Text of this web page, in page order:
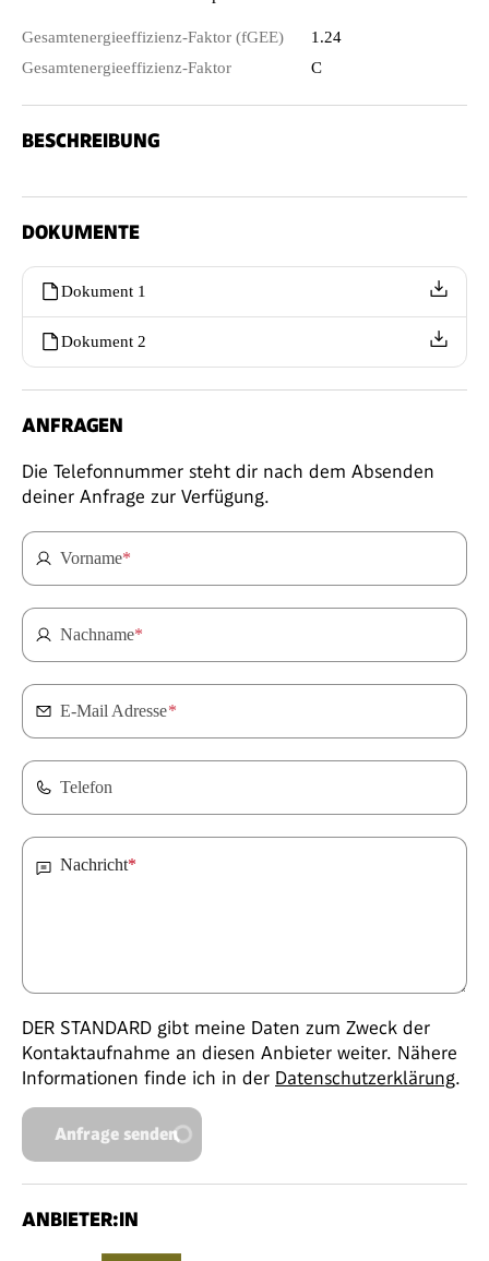
Gesamtenergieeffizienz-Faktor (fGEE)
1.24
Gesamtenergieeffizienz-Faktor
C
BESCHREIBUNG
DOKUMENTE
Dokument 1
Dokument 2
ANFRAGEN
Die Telefonnummer steht dir nach dem Absenden
deiner Anfrage zur Verfügung.
Vorname*
Nachname*
E-Mail Adresse*
Telefon
Nachricht*
DER STANDARD gibt meine Daten zum Zweck der
Kontaktaufnahme an diesen Anbieter weiter. Nähere
Informationen finde ich in der Datenschutzerklärung.
Anfrage senden
ANBIETER:IN